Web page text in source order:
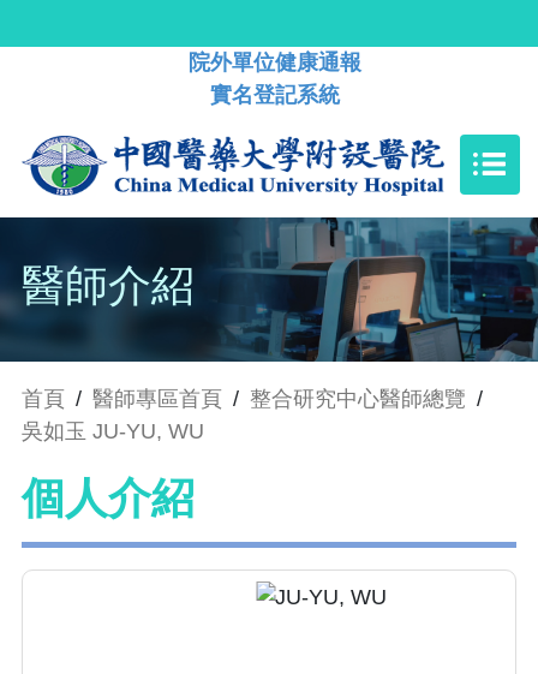
院外單位健康通報
實名登記系統
醫師介紹
首頁 / 醫師專區首頁 / 整合研究中心醫師總覽 /
吳如玉 JU-YU, WU
個人介紹